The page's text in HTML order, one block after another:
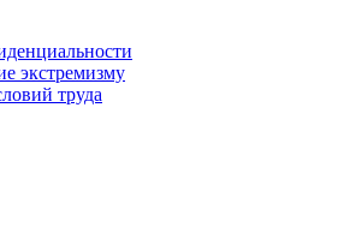
экстремизму
труда